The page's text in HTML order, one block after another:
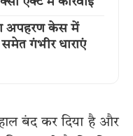
अपहरण केस में
गंभीर धाराएं
बंद कर दिया है और